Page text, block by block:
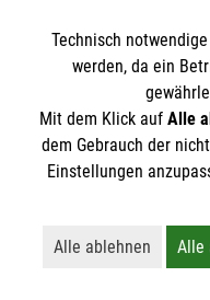
Cookies verwalten
Technisch
werden, da ein
Mit dem Klick auf Alle
dem Gebrauch der
Einstellungen
Alle ablehnen
Lehnt alle
Alle